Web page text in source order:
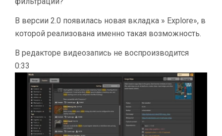
В версии 2.0 появилась новая вкладка » Explore», в
которой реализована именно такая возможность.
В редакторе видеозапись не воспроизводится
0:33